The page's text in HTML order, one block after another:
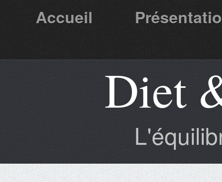
Accueil
Partenaires Diet